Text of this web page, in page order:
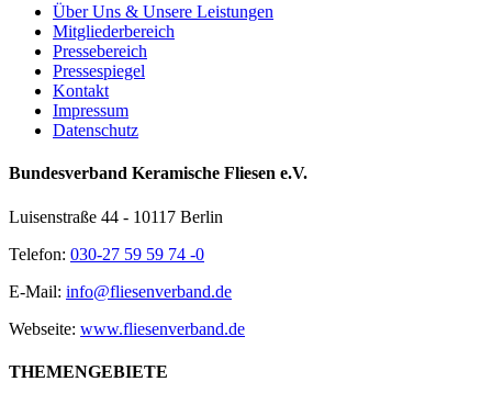
Über Uns & Unsere Leistungen
Mitgliederbereich
Pressebereich
Pressespiegel
Kontakt
Impressum
Datenschutz
Bundesverband Keramische Fliesen e.V.
Luisenstraße 44 - 10117 Berlin
Telefon: 030-27 59 59 74 -0
E-Mail: info@fliesenverband.de
Webseite: www.fliesenverband.de
THEMENGEBIETE